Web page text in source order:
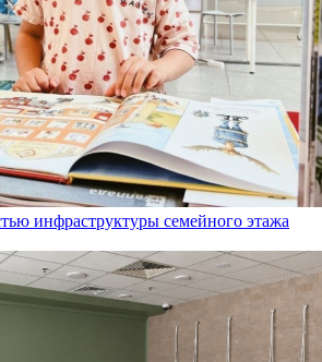
инфраструктуры семейного этажа